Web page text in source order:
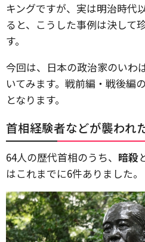
キングですが、実は明治時代
ると、こうした事例は決して
す。
今回は、日本の政治家のいわ
いてみます。戦前編・戦後編
となります。
首相経験者などが襲われ
64人の歴代首相のうち、 暗殺
はこれまでに6件ありました。